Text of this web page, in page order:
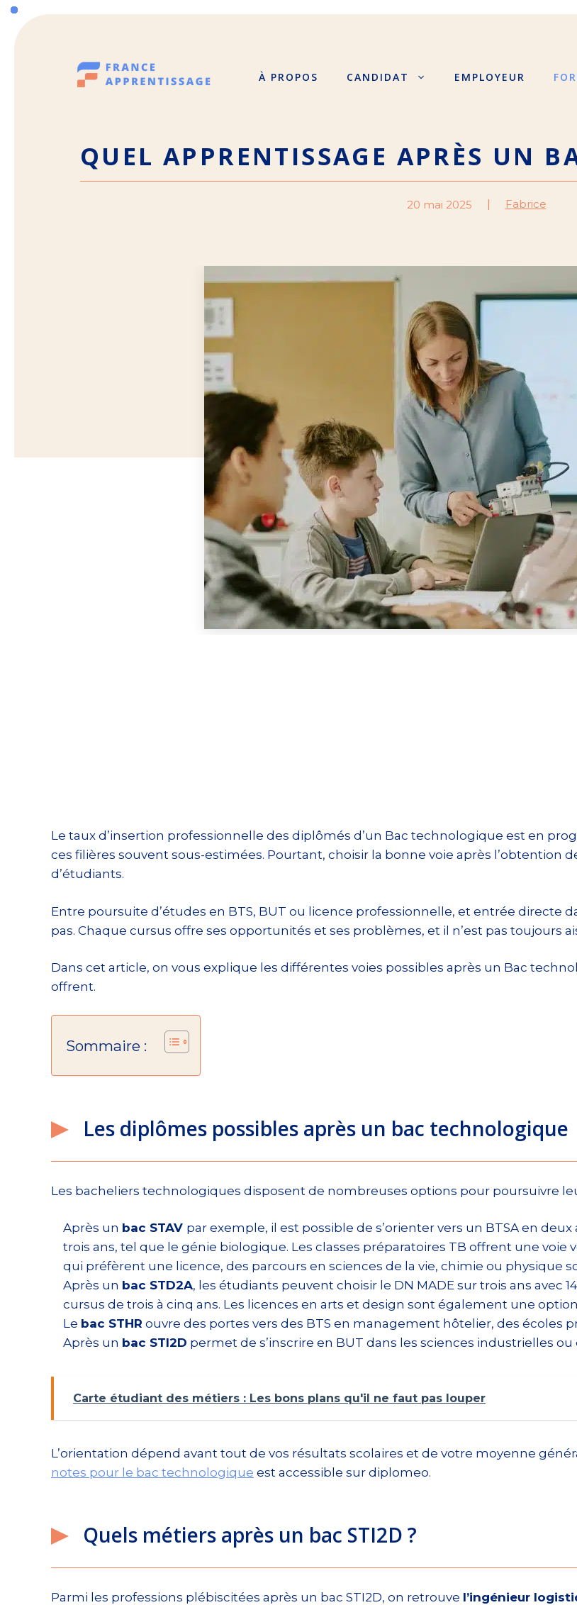
Aller
À PROPOS CANDIDAT EMPLOYEUR
QUEL APPRENTISSAGE APRÈS UN
20 mai 2025 Fabrice
Le taux d’insertion professionnelle des diplômés d’un Bac technologique est en
ces filières souvent sous-estimées. Pourtant, choisir la bonne voie après
d’étudiants.
Entre poursuite d’études en BTS, BUT ou licence professionnelle, et entrée directe
pas. Chaque cursus offre ses opportunités et ses problèmes, et il n’est pas toujours
Dans cet article, on vous explique les différentes voies possibles après un Bac
offrent.
Sommaire :
Les diplômes possibles après un bac technologique
Les bacheliers technologiques disposent de nombreuses options pour poursuivre
Après un bac STAV par exemple, il est possible de s’orienter vers un BTSA en
trois ans, tel que le génie biologique. Les classes préparatoires TB offrent une voie
qui préfèrent une licence, des parcours en sciences de la vie, chimie ou physique
Après un bac STD2A, les étudiants peuvent choisir le DN MADE sur trois ans avec
cursus de trois à cinq ans. Les licences en arts et design sont également une
Le bac STHR ouvre des portes vers des BTS en management hôtelier, des écoles
Après un bac STI2D permet de s’inscrire en BUT dans les sciences industrielles ou
Carte étudiant des métiers : Les bons plans qu'il ne faut pas louper
L’orientation dépend avant tout de vos résultats scolaires et de votre moyenne
notes pour le bac technologique est accessible sur diplomeo.
Quels métiers après un bac STI2D ?
Parmi les professions plébiscitées après un bac STI2D, on retrouve l’ingénieur